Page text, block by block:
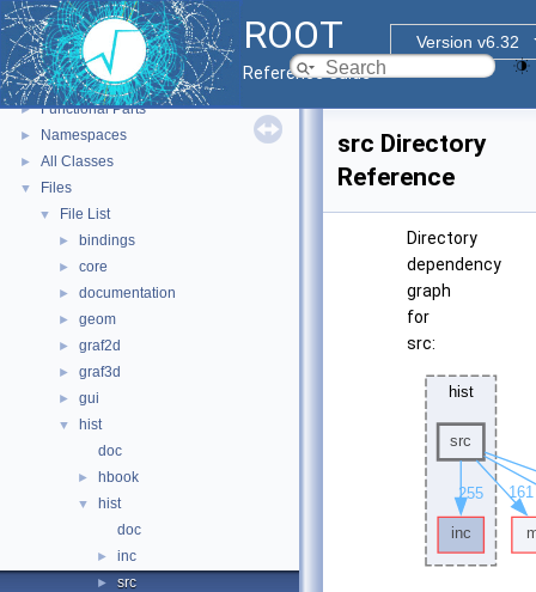
ROOT
Version v6.32
Reference Guide
▼ ROOT
ROOT Reference Documentation
Tutorials
► Functional Parts
► Namespaces
► All Classes
▼ Files
▼ File List
► bindings
► core
► documentation
► geom
► graf2d
► graf3d
► gui
▼
hist
doc
► hbook
▼
hist
doc
► inc
► src
src Directory
Reference
Directory
dependency
graph
for
src: